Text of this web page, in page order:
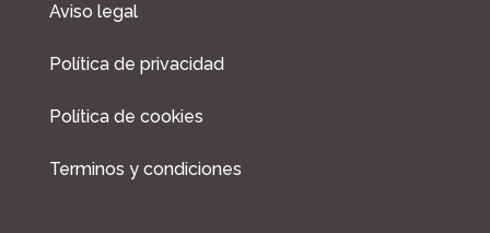
Aviso legal
Política de privacidad
Política de cookies
Terminos y condiciones